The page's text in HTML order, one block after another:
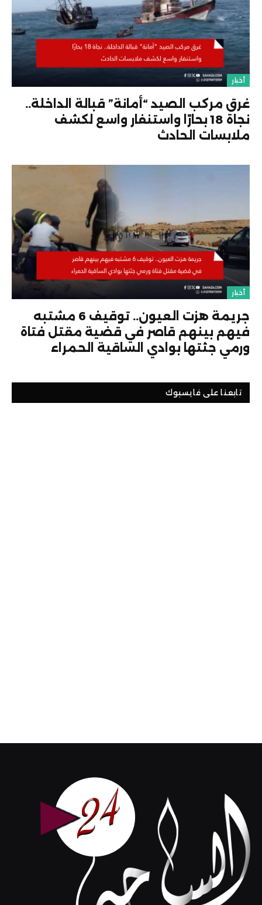
أخبار
غرق مركب الصيد “أمانة” قبالة الداخلة..
نجاة 18 بحارًا واستنفار واسع لكشف
ملابسات الحادث
أخبار
جريمة هزت العيون.. توقيف 6 مشتبه
فيهم بينهم قاصر في قضية مقتل فتاة
ورمي جثتها بوادي الساقية الحمراء
تابعنا على فايسبوك